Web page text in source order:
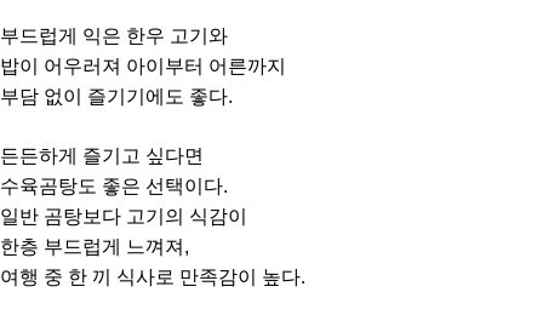
부드럽게 익은 한우 고기와
밥이 어우러져 아이부터 어른까지
부담 없이 즐기기에도 좋다.
든든하게 즐기고 싶다면
수육곰탕도 좋은 선택이다.
일반 곰탕보다 고기의 식감이
한층 부드럽게 느껴져,
여행 중 한 끼 식사로 만족감이 높다.